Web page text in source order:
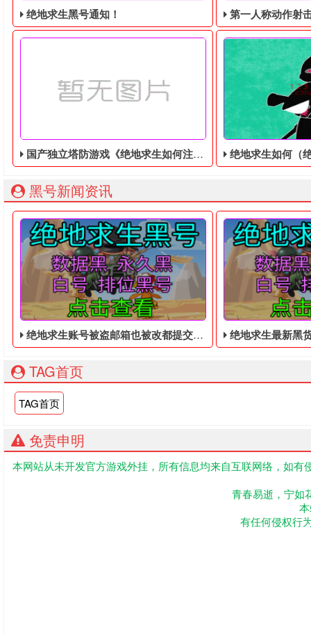
绝地求生黑号通知！
绝地求生黑号： 质保时间内找回换号！ 绝地求生白号： 四无
第一人称动作射击游戏《绝地
2036年，世界上
国产独立塔防游戏《绝地求生如何注册账号》登陆Steam平台，免费试玩版即将上线！
由彼方工作室独立开发的塔防游戏《绝地求生如何注册账号》
绝地求生如何（绝地求生
在绝地求生黑号
黑号新闻资讯
绝地求生账号被盗邮箱也被改都提交了客服什么时候回复 - 吃鸡免费的账号 绝地求生最新黑货
TAG首页
TAG首页
免责申明
本网站从未开发官方游戏外挂，所有信息均来自互联网络，如
青春易逝，宁如
有任何侵权行